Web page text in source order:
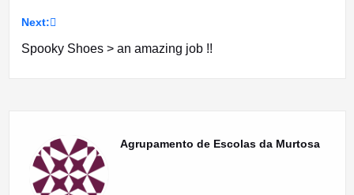
artigos
Next:
Spooky Shoes > an amazing job !!
Agrupamento de Escolas da Murtosa